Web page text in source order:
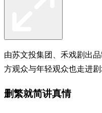
由苏文投集团、禾戏剧出
方观众与年轻观众也走进
删繁就简讲真情